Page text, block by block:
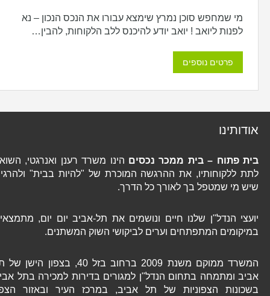
מי שמחפש סוכן נמרץ שימצא עבורו את הנכס הנכון – נא
לפנות ליואב ! יואב יודע להיכנס ללב הלקוחות, להבין…
פרטים נוספים
אודותינו
בית פתוח – בית ממכר נכסיםהינו משרד רענן ואנרגטי, השואף
לתת ללקוחותיו, את ההרגשה המוכרת של "להיות בבית" ולהרגיש
שיש מי שמטפל בך לאורך כל הדרך.
יועצי הנדל"ן שלנו חיים ונושמים את תל-אביב יום יום, מתמצאים
במיקומים המתפתחים וערים לביקושי השוק המשתנים.
המשרד ממוקם משנת 2009 ברחוב בזל 40, בצפון הישן של תל
אביב ומתמחה בתחום הנדל"ן למגורים בדירות למכירה בתל אביב
בשכונות הצפוניות של תל אביב, במרכז העיר ובאזור הצפון